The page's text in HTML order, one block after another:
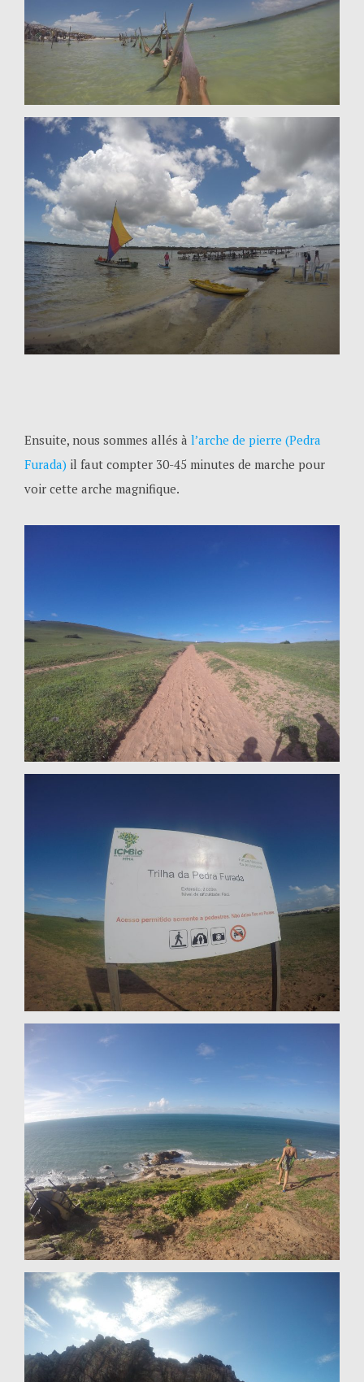
Ensuite, nous sommes allés à l’arche de pierre (Pedra
Furada) il faut compter 30-45 minutes de marche pour
voir cette arche magnifique.